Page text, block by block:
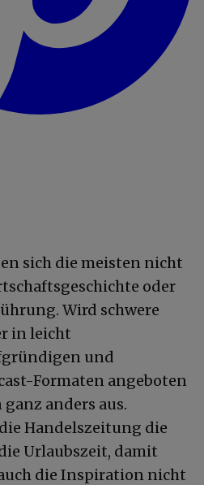
sich die meisten nicht
oder
Wird schwere
in leicht
und
Formaten angeboten
ganz anders aus.
Handelszeitung die
Urlaubszeit, damit
die Inspiration nicht